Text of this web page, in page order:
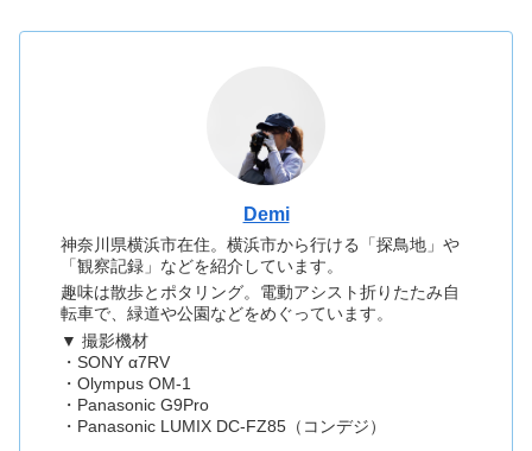
Demi
神奈川県横浜市在住。横浜市から行ける「探鳥地」や
「観察記録」などを紹介しています。
趣味は散歩とポタリング。電動アシスト折りたたみ自
転車で、緑道や公園などをめぐっています。
▼ 撮影機材
・SONY α7RV
・Olympus OM-1
・Panasonic G9Pro
・Panasonic LUMIX DC-FZ85（コンデジ）